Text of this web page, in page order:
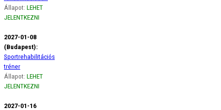
Állapot: LEHET
JELENTKEZNI
2027-01-08
(Budapest):
Sportrehabilitációs
tréner
Állapot: LEHET
JELENTKEZNI
2027-01-16